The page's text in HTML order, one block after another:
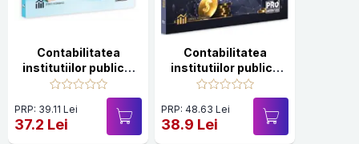
Contabilitatea
institutiilor publice.
Editia a II-a
PRP: 39.11 Lei
37.2 Lei
Contabilitatea
institutiilor publice
Ed.3
PRP: 48.63 Lei
38.9 Lei